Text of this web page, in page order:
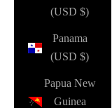
(USD $)
Panama
(USD $)
Papua New
Guinea